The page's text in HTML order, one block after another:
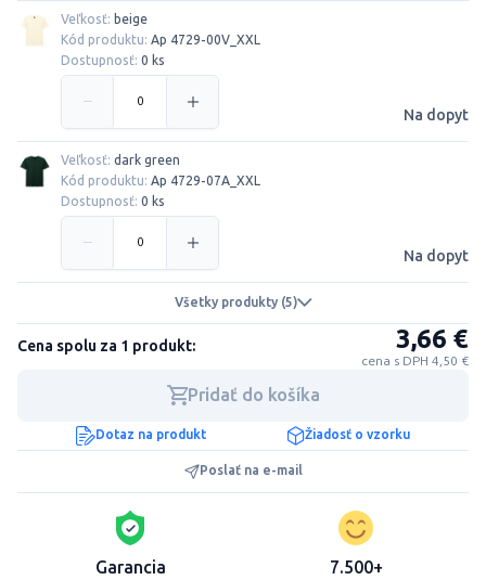
Veľkosť: beige
Kód produktu: Ap 4729-00V_XXL
Dostupnosť: 0 ks
Na dopyt
Veľkosť: dark green
Kód produktu: Ap 4729-07A_XXL
Dostupnosť: 0 ks
Na dopyt
Všetky produkty (5)
Cena spolu za 1 produkt: 3,66 €
cena s DPH 4,50 €
Pridať do košíka
Dotaz na produkt Žiadosť o vzorku
Poslať na e-mail
Garancia 7.500+